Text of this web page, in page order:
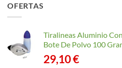
OFERTAS
Tiralineas Aluminio
Bote De Polvo 100
29,10€